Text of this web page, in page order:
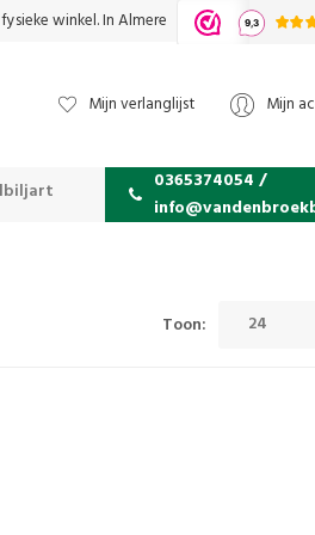
winkel. In Almere
Mijn verlanglijst Mijn
0365374054 /
Toon: 24